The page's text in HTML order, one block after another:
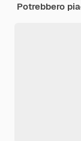
Potrebbero